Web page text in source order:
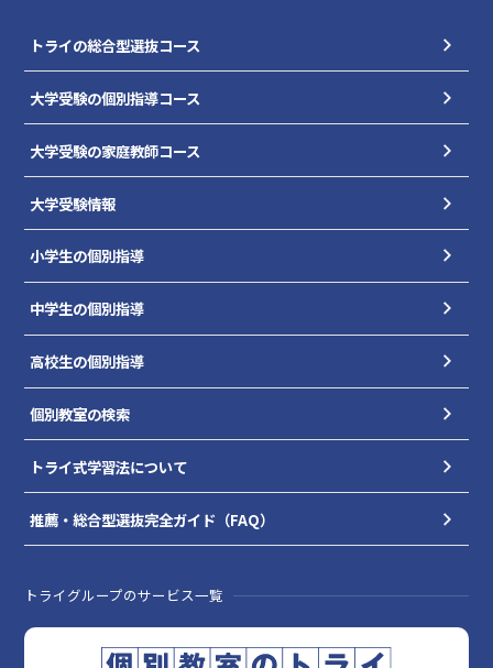
トライの総合型選抜コース
大学受験の個別指導コース
大学受験の家庭教師コース
大学受験情報
小学生の個別指導
中学生の個別指導
高校生の個別指導
個別教室の検索
トライ式学習法について
推薦・総合型選抜完全ガイド（FAQ）
トライグループのサービス一覧